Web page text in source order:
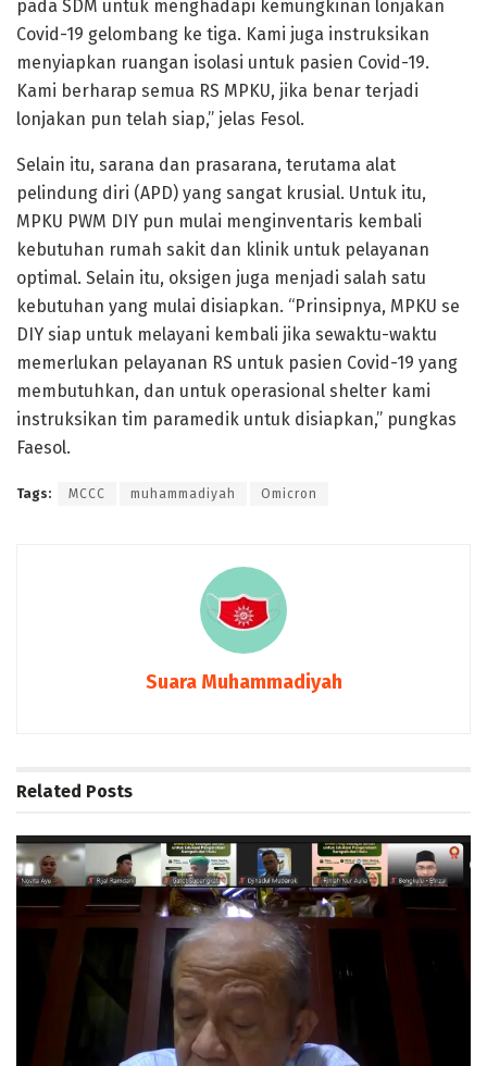
pada SDM untuk menghadapi kemungkinan lonjakan
Covid-19 gelombang ke tiga. Kami juga instruksikan
menyiapkan ruangan isolasi untuk pasien Covid-19.
Kami berharap semua RS MPKU, jika benar terjadi
lonjakan pun telah siap,” jelas Fesol.
Selain itu, sarana dan prasarana, terutama alat
pelindung diri (APD) yang sangat krusial. Untuk itu,
MPKU PWM DIY pun mulai menginventaris kembali
kebutuhan rumah sakit dan klinik untuk pelayanan
optimal. Selain itu, oksigen juga menjadi salah satu
kebutuhan yang mulai disiapkan. “Prinsipnya, MPKU se
DIY siap untuk melayani kembali jika sewaktu-waktu
memerlukan pelayanan RS untuk pasien Covid-19 yang
membutuhkan, dan untuk operasional shelter kami
instruksikan tim paramedik untuk disiapkan,” pungkas
Faesol.
Tags: MCCC muhammadiyah Omicron
Suara Muhammadiyah
Related Posts